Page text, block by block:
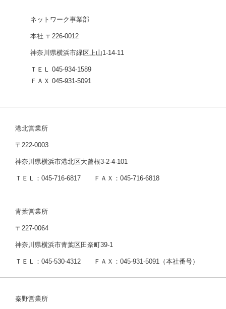
ネットワーク事業部
本社 〒226-0012
神奈川県横浜市緑区上山1-14-11
ＴＥＬ 045-934-1589
ＦＡＸ 045-931-5091
港北営業所
〒222-0003
神奈川県横浜市港北区大曾根3-2-4-101
ＴＥＬ：045-716-6817 ＦＡＸ：045-716-6818
青葉営業所
〒227-0064
神奈川県横浜市青葉区田奈町39-1
ＴＥＬ：045-530-4312 ＦＡＸ：045-931-5091（本社番号）
秦野営業所